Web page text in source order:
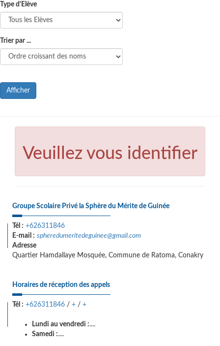
Type d'Elève
Trier par ...
Afficher
Veuillez vous identifier
Groupe Scolaire Privé la Sphère du Mérite de Guinée
Tél : +626311846
E-mail : spheredumeritedeguinee@gmail.com
Adresse
Quartier Hamdallaye Mosquée, Commune de Ratoma, Conakry
Horaires de réception des appels
Tél : +626311846 / + / +
Lundi au vendredi :....
Samedi :....